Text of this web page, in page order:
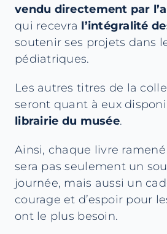
vendu directement par
qui recevra l’intégralité
soutenir ses projets dans
pédiatriques.
Les autres titres de la
seront quant à eux
librairie du musée.
Ainsi, chaque livre
sera pas seulement un
journée, mais aussi un
courage et d’espoir pour
ont le plus besoin.